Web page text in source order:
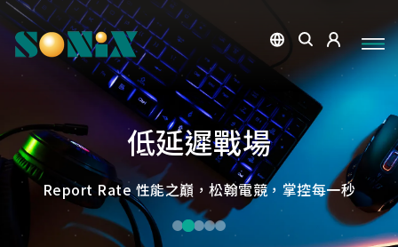
微小核心，巨大力量
松翰MCU：極致效能，智慧應用無所不在
低延遲戰場
Report Rate 性能之巔，松翰電競，掌控每一秒
捕捉每個清晰瞬間
高畫質ISP技術，支援HDR/3D降噪，提供卓越影像處理
能力
點讀魔法，數位學習新體驗
OID光學辨識技術，紙本內容瞬間數位化，開啟互動新篇
章
低延遲，無線視界
確保流暢穩定的影像傳輸